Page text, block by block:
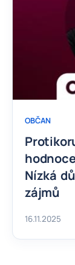
OBČAN
Nízká
zájmů
16.11.2025